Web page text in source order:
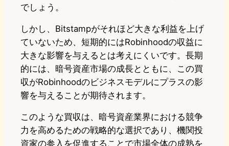
でしょう。
しかし、Bitstampがそれほど大きな利益を上げ
ていないため、短期的にはRobinhoodの収益に
大きな影響を与えるとは考えにくいです。長期
的には、暗号資産市場の成長とともに、この買
収がRobinhoodのビジネスモデルにプラスの影
響を与えることが期待されます。
このような買収は、暗号資産業界における競争
力を高めるための戦略的な選択であり、機関投
資家の参入を促進することで市場全体の成熟を